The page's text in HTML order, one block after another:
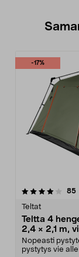
-17%
85
Teltat
Teltta 4
2,4 × 2,1 m,
Nopeasti
pystytys vie
4.0